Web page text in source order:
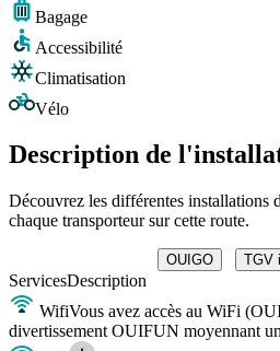
Bagage
Accessibilité
Climatisation
Vélo
Description de
Découvrez les différentes installations
chaque transporteur sur cette route.
OUIGO TGV
ServicesDescription
WifiVous avez accès au WiFi
divertissement OUIFUN moyennant